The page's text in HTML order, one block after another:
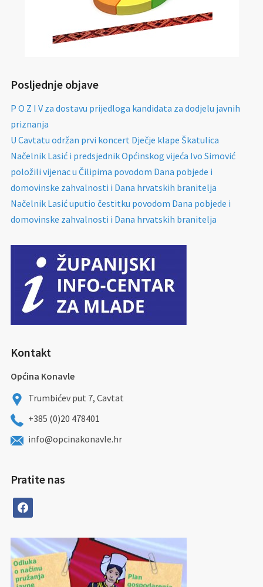
Posljednje objave
P O Z I V za dostavu prijedloga kandidata za dodjelu javnih
priznanja
U Cavtatu održan prvi koncert Dječje klape Škatulica
Načelnik Lasić i predsjednik Općinskog vijeća Ivo Simović
položili vijenac u Čilipima povodom Dana pobjede i
domovinske zahvalnosti i Dana hrvatskih branitelja
Načelnik Lasić uputio čestitku povodom Dana pobjede i
domovinske zahvalnosti i Dana hrvatskih branitelja
Kontakt
Općina Konavle
Trumbićev put 7, Cavtat
+385 (0)20 478401
info@opcinakonavle.hr
Pratite nas
facebook